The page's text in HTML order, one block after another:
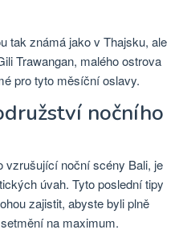
tak známá jako v Thajsku, ale
Trawangan, malého ostrova
pro tyto měsíční oslavy.
nočního
vzrušující noční scény Bali, je
úvah. Tyto poslední tipy
zajistit, abyste byli plně
na maximum.